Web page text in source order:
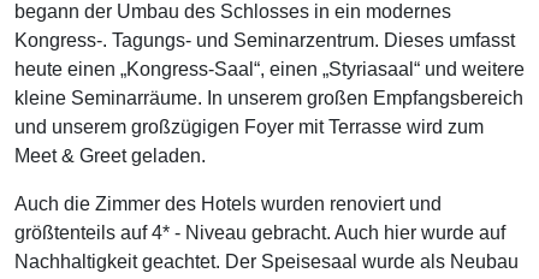
begann der Umbau des Schlosses in ein modernes
Kongress-. Tagungs- und Seminarzentrum. Dieses umfasst
heute einen „Kongress-Saal“, einen „Styriasaal“ und weitere
kleine Seminarräume. In unserem großen Empfangsbereich
und unserem großzügigen Foyer mit Terrasse wird zum
Meet & Greet geladen.
Auch die Zimmer des Hotels wurden renoviert und
größtenteils auf 4* - Niveau gebracht. Auch hier wurde auf
Nachhaltigkeit geachtet. Der Speisesaal wurde als Neubau